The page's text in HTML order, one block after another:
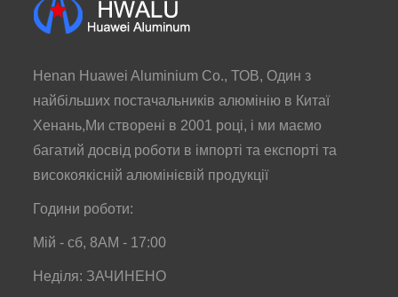
Henan Huawei Aluminium Co., ТОВ, Один з
найбільших постачальників алюмінію в Китаї
Хенань,Ми створені в 2001 році, і ми маємо
багатий досвід роботи в імпорті та експорті та
високоякісній алюмінієвій продукції
Години роботи:
Мій - сб, 8AM - 17:00
Неділя: ЗАЧИНЕНО